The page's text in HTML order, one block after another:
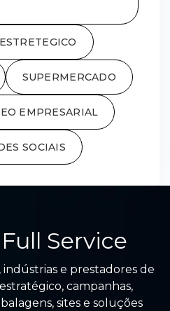
SUPERMERCADO
EMPRESARIAL
SOCIAIS
Full Service
indústrias e prestadores de
campanhas,
sites e soluções